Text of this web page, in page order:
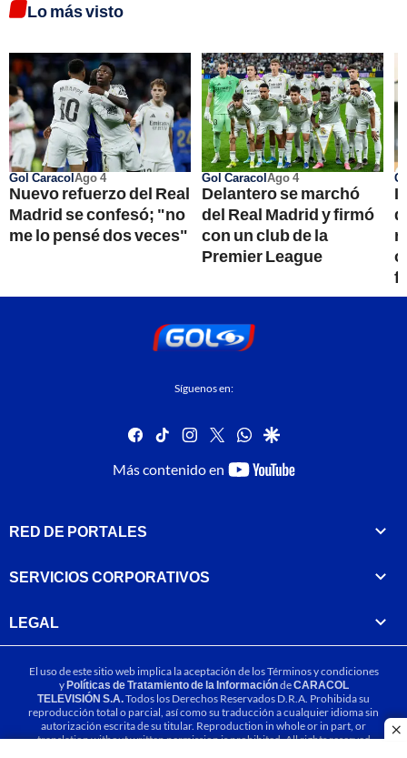
Lo más visto
Gol CaracolAgo 4
Nuevo refuerzo del Real
Madrid se confesó; "no
me lo pensé dos veces"
Gol CaracolAgo 4
Delantero se marchó
del Real Madrid y firmó
con un club de la
Premier League
Síguenos en:
facebook
tiktok instagram
twitterwhatsapp
google
Más contenido en
youtube-
RED DE PORTALES
SERVICIOS CORPORATIVOS
LEGAL
El uso de este sitio web implica la aceptación de losTérminos y condiciones
yPolíticas de Tratamiento de la InformacióndeCARACOL
TELEVISIÓN S.A.Todos los Derechos Reservados D.R.A. Prohibida su
reproducción total o parcial, así como su traducción a cualquier idioma sin
autorización escrita de su titular. Reproduction in whole or in part, or
translation without written permission is prohibited. All rights reserved